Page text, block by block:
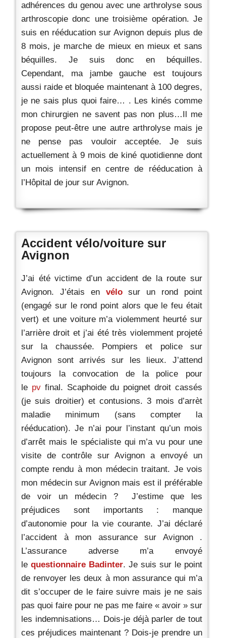
adhérences du genou avec une arthrolyse sous
arthroscopie donc une troisième opération. Je
suis en rééducation sur Avignon depuis plus de
8 mois, je marche de mieux en mieux et sans
béquilles. Je suis donc en béquilles.
Cependant, ma jambe gauche est toujours
aussi raide et bloquée maintenant à 100 degres,
je ne sais plus quoi faire… . Les kinés comme
mon chirurgien ne savent pas non plus…Il me
propose peut-être une autre arthrolyse mais je
ne pense pas vouloir acceptée. Je suis
actuellement à 9 mois de kiné quotidienne dont
un mois intensif en centre de rééducation à
l’Hôpital de jour sur Avignon.
Accident vélo/voiture sur
Avignon
J’ai été victime d’un accident de la route sur
Avignon. J’étais en
vélo
sur un rond point
(engagé sur le rond point alors que le feu était
vert) et une voiture m’a violemment heurté sur
l’arrière droit et j’ai été très violemment projeté
sur la chaussée. Pompiers et police sur
Avignon sont arrivés sur les lieux. J’attend
toujours la convocation de la police pour
le pv final. Scaphoide du poignet droit cassés
(je suis droitier) et contusions. 3 mois d’arrèt
maladie minimum (sans compter la
rééducation). Je n’ai pour l’instant qu’un mois
d’arrêt mais le spécialiste qui m’a vu pour une
visite de contrôle sur Avignon a envoyé un
compte rendu à mon médecin traitant. Je vois
mon médecin sur Avignon mais est il préférable
de voir un médecin ? J’estime que les
préjudices sont importants : manque
d’autonomie pour la vie courante. J’ai déclaré
l’accident à mon assurance sur Avignon .
L’assurance adverse m’a envoyé
le questionnaire Badinter. Je suis sur le point
de renvoyer les deux à mon assurance qui m’a
dit s’occuper de le faire suivre mais je ne sais
pas quoi faire pour ne pas me faire « avoir » sur
les indemnisations… Dois-je déjà parler de tout
ces préjudices maintenant ? Dois-je prendre un